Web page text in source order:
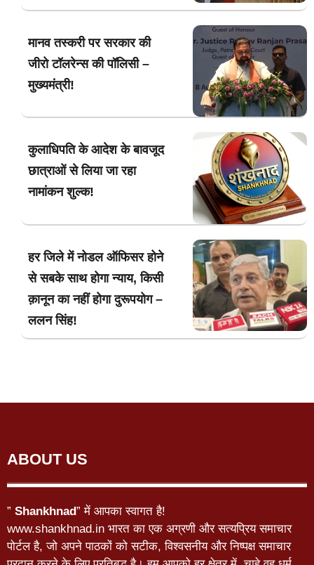
मानव तस्करी पर सरकार की
जीरो टॉलरेन्स की पॉलिसी –
मुख्यमंत्री!
कुलाधिपति के आदेश के बावजूद
छात्राओं से लिया जा रहा
नामांकन शुल्क!
हर जिले में नोडल ऑफिसर होने
से सबके साथ होगा न्याय, किसी
क़ानून का नहीं होगा दुरूपयोग –
ललन सिंह!
ABOUT US
” Shankhnad” में आपका स्वागत है!
www.shankhnad.in भारत का एक अग्रणी और सत्यप्रिय समाचार
पोर्टल है, जो अपने पाठकों को सटीक, विश्वसनीय और निष्पक्ष समाचार